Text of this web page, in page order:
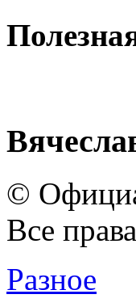
©
Все
Разное